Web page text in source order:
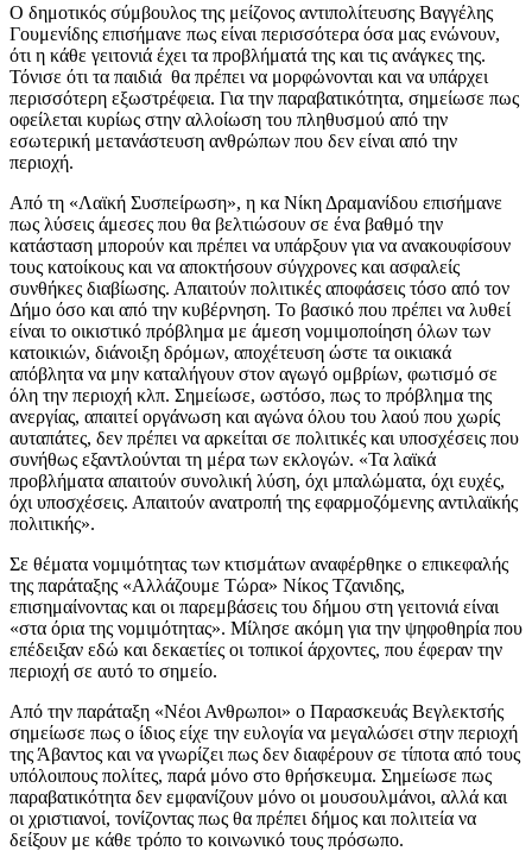
Ο δημοτικός σύμβουλος της μείζονος αντιπολίτευσης Βαγγέλης
Γουμενίδης επισήμανε πως είναι περισσότερα όσα μας ενώνουν,
ότι η κάθε γειτονιά έχει τα προβλήματά της και τις ανάγκες της.
Τόνισε ότι τα παιδιά θα πρέπει να μορφώνονται και να υπάρχει
περισσότερη εξωστρέφεια. Για την παραβατικότητα, σημείωσε πως
οφείλεται κυρίως στην αλλοίωση του πληθυσμού από την
εσωτερική μετανάστευση ανθρώπων που δεν είναι από την
περιοχή.
Από τη «Λαϊκή Συσπείρωση», η κα Νίκη Δραμανίδου επισήμανε
πως λύσεις άμεσες που θα βελτιώσουν σε ένα βαθμό την
κατάσταση μπορούν και πρέπει να υπάρξουν για να ανακουφίσουν
τους κατοίκους και να αποκτήσουν σύγχρονες και ασφαλείς
συνθήκες διαβίωσης. Απαιτούν πολιτικές αποφάσεις τόσο από τον
Δήμο όσο και από την κυβέρνηση. Το βασικό που πρέπει να λυθεί
είναι το οικιστικό πρόβλημα με άμεση νομιμοποίηση όλων των
κατοικιών, διάνοιξη δρόμων, αποχέτευση ώστε τα οικιακά
απόβλητα να μην καταλήγουν στον αγωγό ομβρίων, φωτισμό σε
όλη την περιοχή κλπ. Σημείωσε, ωστόσο, πως το πρόβλημα της
ανεργίας, απαιτεί οργάνωση και αγώνα όλου του λαού που χωρίς
αυταπάτες, δεν πρέπει να αρκείται σε πολιτικές και υποσχέσεις που
συνήθως εξαντλούνται τη μέρα των εκλογών. «Τα λαϊκά
προβλήματα απαιτούν συνολική λύση, όχι μπαλώματα, όχι ευχές,
όχι υποσχέσεις. Απαιτούν ανατροπή της εφαρμοζόμενης αντιλαϊκής
πολιτικής».
Σε θέματα νομιμότητας των κτισμάτων αναφέρθηκε ο επικεφαλής
της παράταξης «Αλλάζουμε Τώρα» Νίκος Τζανιδης,
επισημαίνοντας και οι παρεμβάσεις του δήμου στη γειτονιά είναι
«στα όρια της νομιμότητας». Μίλησε ακόμη για την ψηφοθηρία που
επέδειξαν εδώ και δεκαετίες οι τοπικοί άρχοντες, που έφεραν την
περιοχή σε αυτό το σημείο.
Από την παράταξη «Νέοι Ανθρωποι» ο Παρασκευάς Βεγλεκτσής
σημείωσε πως ο ίδιος είχε την ευλογία να μεγαλώσει στην περιοχή
της Άβαντος και να γνωρίζει πως δεν διαφέρουν σε τίποτα από τους
υπόλοιπους πολίτες, παρά μόνο στο θρήσκευμα. Σημείωσε πως
παραβατικότητα δεν εμφανίζουν μόνο οι μουσουλμάνοι, αλλά και
οι χριστιανοί, τονίζοντας πως θα πρέπει δήμος και πολιτεία να
δείξουν με κάθε τρόπο το κοινωνικό τους πρόσωπο.